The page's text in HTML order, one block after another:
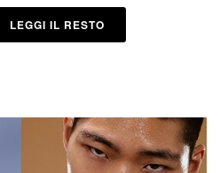
LEGGI IL RESTO